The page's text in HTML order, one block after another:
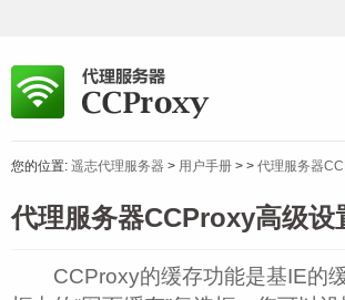
您的位置: 遥志代理服务器 > 用户手册 > > 代理服务器
代理服务器CCProxy高级设
CCProxy的缓存功能是基IE的缓